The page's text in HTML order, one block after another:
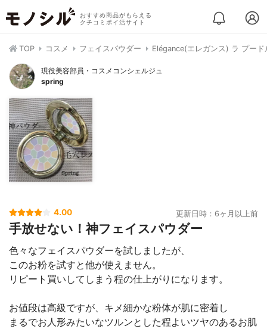
おすすめ商品がもらえる
クチコミポイ活サイト
TOP コスメ フェイスパウダー Elégance(エレガンス) ラ プー
現役美容部員・コスメコンシェルジュ
spring
4.00 更新日時：6ヶ月以上前
手放せない！神フェイスパウダー
色々なフェイスパウダーを試しましたが、
このお粉を試すと他が使えません。
リピート買いしてしまう程の仕上がりになります。
お値段は高級ですが、キメ細かな粉体が肌に密着し
まるでお人形みたいなツルンとした程よいツヤのあるお肌